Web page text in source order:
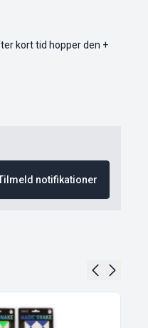
kort tid hopper den +
notifikationer